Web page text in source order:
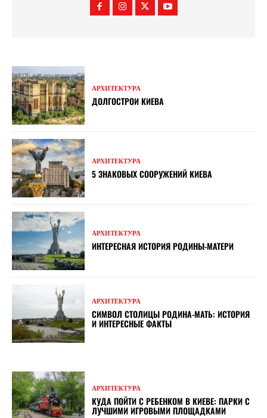
АРХИТЕКТУРА
ДОЛГОСТРОИ КИЕВА
АРХИТЕКТУРА
5 ЗНАКОВЫХ СООРУЖЕНИЙ КИЕВА
АРХИТЕКТУРА
ИНТЕРЕСНАЯ ИСТОРИЯ РОДИНЫ-МАТЕРИ
АРХИТЕКТУРА
СИМВОЛ СТОЛИЦЫ РОДИНА-МАТЬ: ИСТОРИЯ
И ИНТЕРЕСНЫЕ ФАКТЫ
АРХИТЕКТУРА
КУДА ПОЙТИ С РЕБЕНКОМ В КИЕВЕ: ПАРКИ С
ЛУЧШИМИ ИГРОВЫМИ ПЛОЩАДКАМИ